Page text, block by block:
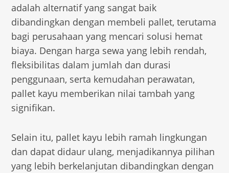
adalah alternatif yang sangat baik
dibandingkan dengan membeli pallet, terutama
bagi perusahaan yang mencari solusi hemat
biaya. Dengan harga sewa yang lebih rendah,
fleksibilitas dalam jumlah dan durasi
penggunaan, serta kemudahan perawatan,
pallet kayu memberikan nilai tambah yang
signifikan.
Selain itu, pallet kayu lebih ramah lingkungan
dan dapat didaur ulang, menjadikannya pilihan
yang lebih berkelanjutan dibandingkan dengan